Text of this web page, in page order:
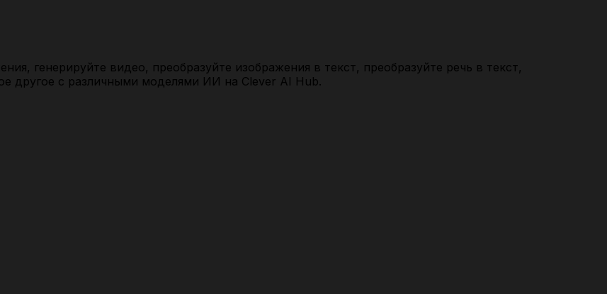
генерируйте видео, преобразуйте изображения в текст, преобразуйте речь в текст,
другое с различными моделями ИИ на Clever AI Hub.